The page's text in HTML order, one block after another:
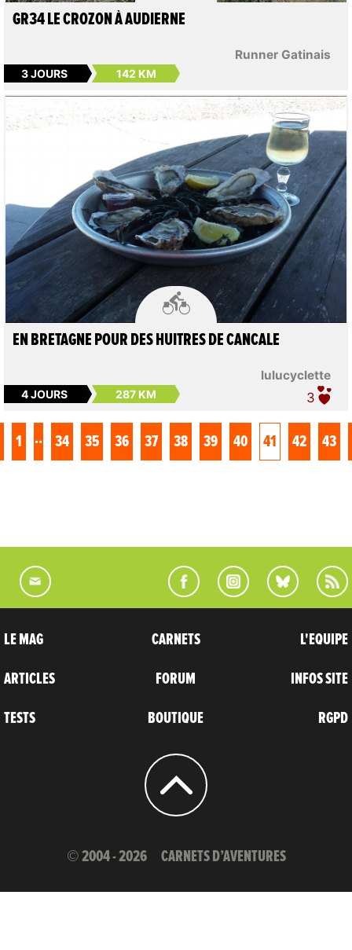
Runner Gatinais
GR34 LE CROZON À AUDIERNE
3 JOURS 142 KM

lulucyclette
EN BRETAGNE POUR DES HUITRES DE CANCALE
4 JOURS 287 KM 3
1 .. 34 35 36 37 38 39 40 41 42 43
LE MAG
ARTICLES
TESTS
CARNETS
FORUM
BOUTIQUE
L'EQUIPE
INFOS SITE
RGPD
© 2004 - 2026 CARNETS D’AVENTURES